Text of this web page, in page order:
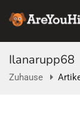
Ilanarupp68
Zuhause